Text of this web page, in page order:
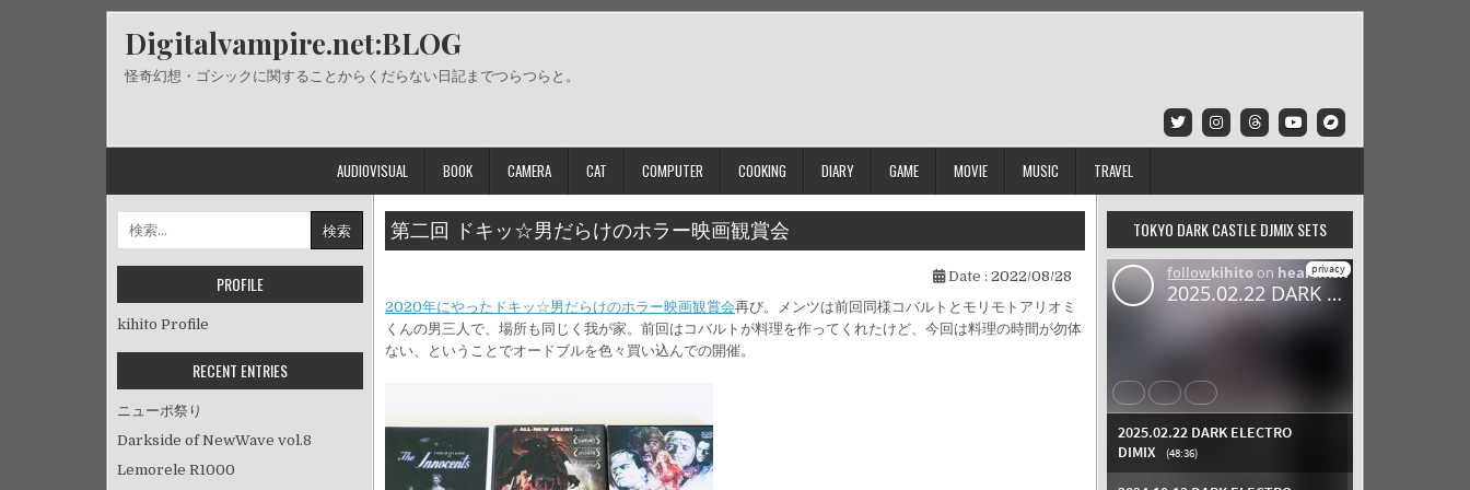
Digitalvampire.net:BLOG
怪奇幻想・ゴシックに関することからくだらない日記までつらつらと。
AUDIOVISUAL BOOK CAMERA CAT COMPUTER COOKING DIARY GAME MOVIE MUSIC TRAVEL
第二回 ドキッ☆男だらけのホラー映画観賞会
Date : 2022/08/28
2020年にやったドキッ☆男だらけのホラー映画観賞会再び。メンツは前回同様コバルトとモリモトアリオミ
くんの男三人で、場所も同じく我が家。前回はコバルトが料理を作ってくれたけど、今回は料理の時間が勿体
ない、ということでオードブルを色々買い込んでの開催。
索:
PROFILE
kihito Profile
RECENT ENTRIES
ニューポ祭り
Darkside of NewWave vol.8
Lemorele R1000
TOKYO DARK CASTLE DJMIX SETS